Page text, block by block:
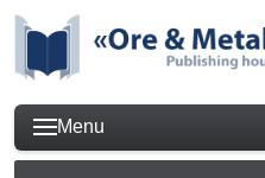
Menu